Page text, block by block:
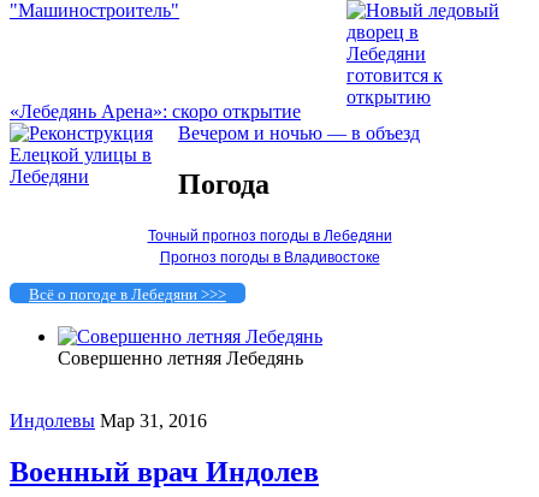
«Лебедянь Арена»: скоро открытие
Вечером и ночью — в объезд
Погода
Точный прогноз погоды в Лебедяни
Прогноз погоды в Владивостоке
Всё о погоде в Лебедяни >>>
Совершенно летняя Лебедянь
Индолевы Мар 31, 2016
Военный врач Индолев